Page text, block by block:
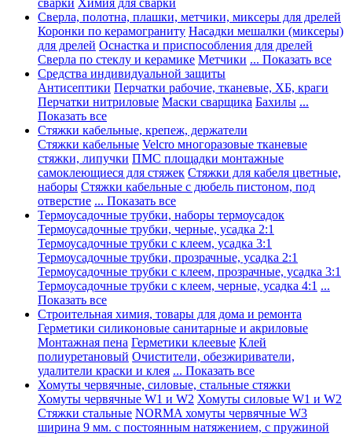
сварки Химия для сварки
Сверла, полотна, плашки, метчики, миксеры для дрелей
Коронки по керамограниту Насадки мешалки (миксеры)
для дрелей Оснастка и приспособления для дрелей
Сверла по стеклу и керамике Метчики ... Показать все
Средства индивидуальной защиты
Антисептики Перчатки рабочие, тканевые, ХБ, краги
Перчатки нитриловые Маски сварщика Бахилы ...
Показать все
Стяжки кабельные, крепеж, держатели
Стяжки кабельные Velcro многоразовые тканевые
стяжки, липучки ПМС площадки монтажные
самоклеющиеся для стяжек Стяжки для кабеля цветные,
наборы Стяжки кабельные с дюбель пистоном, под
отверстие ... Показать все
Термоусадочные трубки, наборы термоусадок
Термоусадочные трубки, черные, усадка 2:1
Термоусадочные трубки с клеем, усадка 3:1
Термоусадочные трубки, прозрачные, усадка 2:1
Термоусадочные трубки с клеем, прозрачные, усадка 3:1
Термоусадочные трубки с клеем, черные, усадка 4:1 ...
Показать все
Строительная химия, товары для дома и ремонта
Герметики силиконовые санитарные и акриловые
Монтажная пена Герметики клеевые Клей
полиуретановый Очистители, обезжириватели,
удалители краски и клея ... Показать все
Хомуты червячные, силовые, стальные стяжки
Хомуты червячные W1 и W2 Хомуты силовые W1 и W2
Стяжки стальные NORMA хомуты червячные W3
ширина 9 мм. с постоянным натяжением, с пружиной